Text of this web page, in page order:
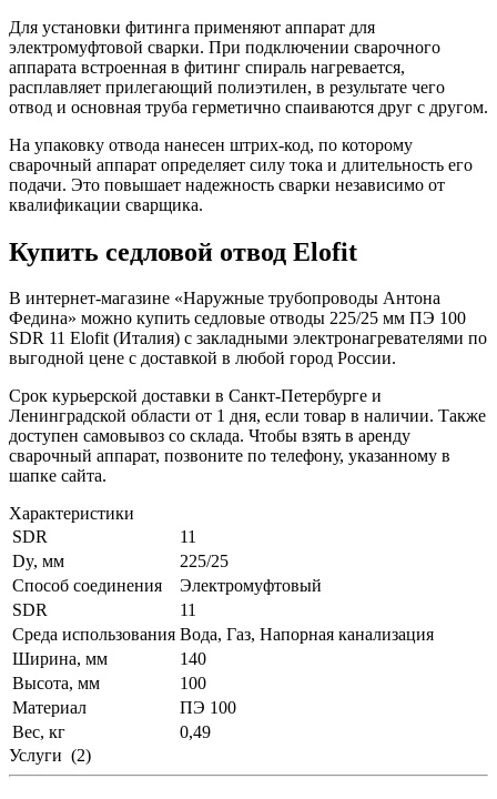
Для установки фитинга применяют аппарат для
электромуфтовой сварки. При подключении сварочного
аппарата встроенная в фитинг спираль нагревается,
расплавляет прилегающий полиэтилен, в результате чего
отвод и основная труба герметично спаиваются друг с другом.
На упаковку отвода нанесен штрих-код, по которому
сварочный аппарат определяет силу тока и длительность его
подачи. Это повышает надежность сварки независимо от
квалификации сварщика.
Купить седловой отвод Elofit
В интернет-магазине «Наружные трубопроводы Антона
Федина» можно купить седловые отводы 225/25 мм ПЭ 100
SDR 11 Elofit (Италия) с закладными электронагревателями по
выгодной цене с доставкой в любой город России.
Срок курьерской доставки в Санкт-Петербурге и
Ленинградской области от 1 дня, если товар в наличии. Также
доступен самовывоз со склада. Чтобы взять в аренду
сварочный аппарат, позвоните по телефону, указанному в
шапке сайта.
Характеристики
SDR
11
Dy, мм
225/25
Способ соединения
Электромуфтовый
SDR
11
Среда использования Вода, Газ, Напорная канализация
Ширина, мм
140
Высота, мм
100
Материал
ПЭ 100
Вес, кг
0,49
Услуги (2)